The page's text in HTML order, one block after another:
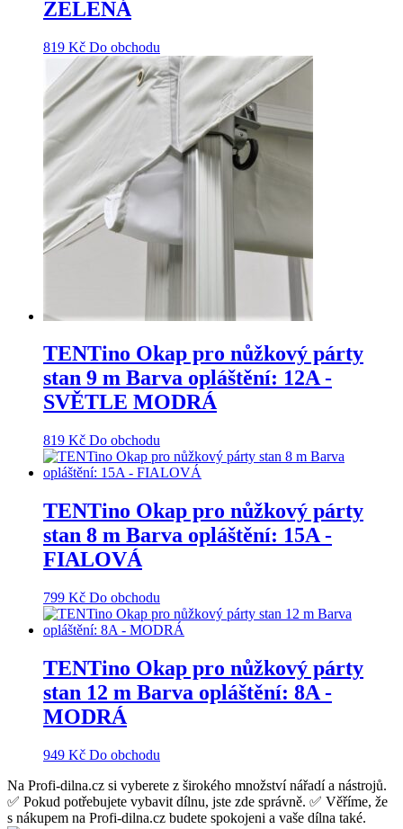
ZELENÁ
819 Kč Do obchodu
TENTino Okap pro nůžkový párty
stan 9 m Barva opláštění: 12A -
SVĚTLE MODRÁ
819 Kč Do obchodu
TENTino Okap pro nůžkový párty
stan 8 m Barva opláštění: 15A -
FIALOVÁ
799 Kč Do obchodu
TENTino Okap pro nůžkový párty
stan 12 m Barva opláštění: 8A -
MODRÁ
949 Kč Do obchodu
Na Profi-dilna.cz si vyberete z širokého množství nářadí a nástrojů.
✅ Pokud potřebujete vybavit dílnu, jste zde správně. ✅ Věříme, že
s nákupem na Profi-dilna.cz budete spokojeni a vaše dílna také.